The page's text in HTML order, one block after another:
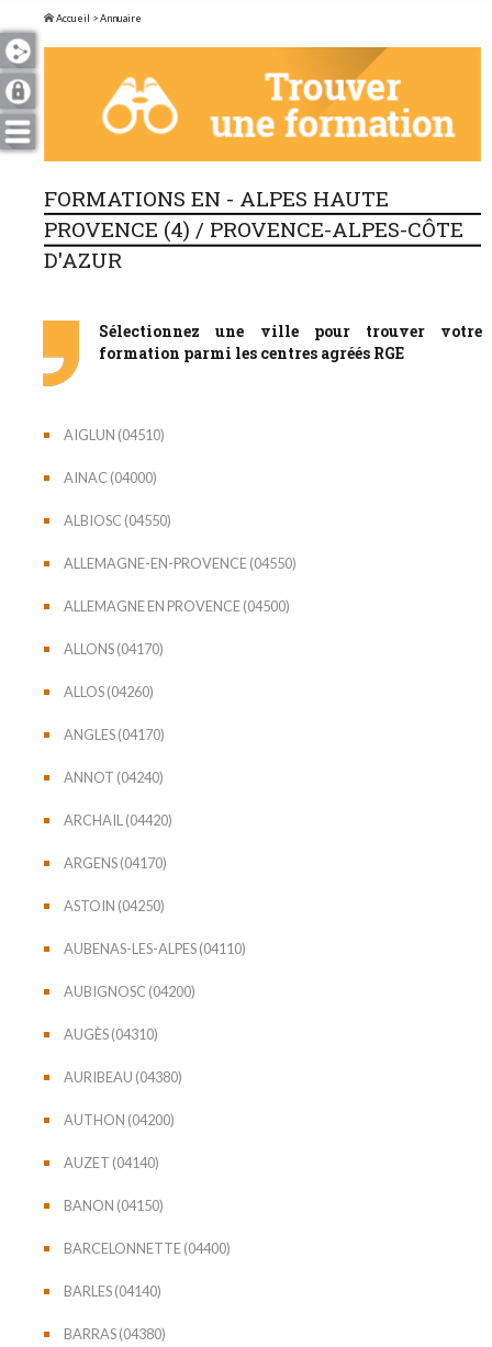
Accueil > Annuaire
FORMATIONS EN - ALPES HAUTE
PROVENCE (4) / PROVENCE-ALPES-CÔTE
D'AZUR
Sélectionnez une ville pour trouver votre
formation parmi les centres agréés RGE
AIGLUN (04510)
AINAC (04000)
ALBIOSC (04550)
ALLEMAGNE-EN-PROVENCE (04550)
ALLEMAGNE EN PROVENCE (04500)
ALLONS (04170)
ALLOS (04260)
ANGLES (04170)
ANNOT (04240)
ARCHAIL (04420)
ARGENS (04170)
ASTOIN (04250)
AUBENAS-LES-ALPES (04110)
AUBIGNOSC (04200)
AUGÈS (04310)
AURIBEAU (04380)
AUTHON (04200)
AUZET (04140)
BANON (04150)
BARCELONNETTE (04400)
BARLES (04140)
BARRAS (04380)